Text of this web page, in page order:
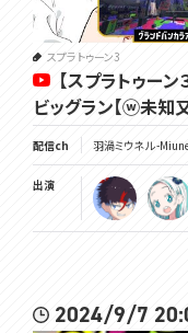
スプラトゥーン3
【スプラトゥー
ビッグラン【ⓦ未知
配信ch 羽渦ミウネル -
出演
2024/9/7